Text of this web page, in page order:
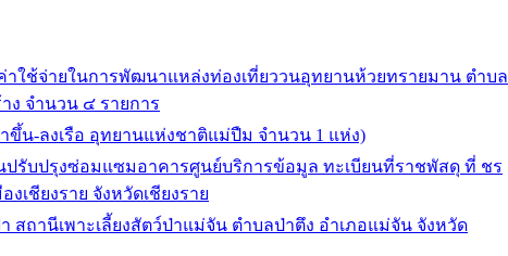
าใช้จ่ายในการพัฒนาแหล่งท่องเที่ยววนอุทยานห้วยทรายมาน ตำบล
ง จำนวน ๔ รายการ
ขึ้น-ลงเรือ อุทยานแห่งชาติแม่ปืม จำนวน 1 แห่ง)
รับปรุงซ่อมแซมอาคารศูนย์บริการข้อมูล ทะเบียนที่ราชพัสดุ ที่ ชร
เชียงราย จังหวัดเชียงราย
ด